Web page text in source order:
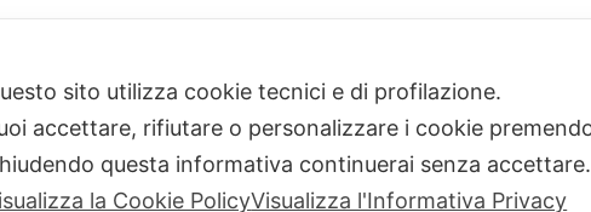
sito utilizza cookie tecnici e di profilazione.
accettare, rifiutare o personalizzare i cookie
questa informativa continuerai senza accettare.
la Cookie PolicyVisualizza l'Informativa Privacy